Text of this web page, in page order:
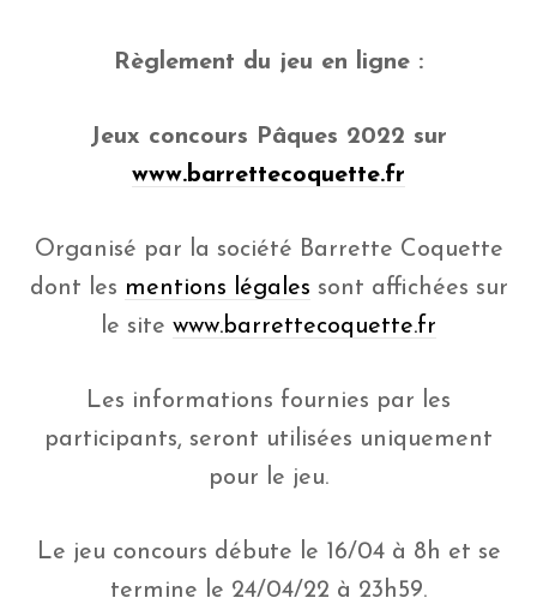
Règlement du jeu en ligne :
Jeux concours Pâques 2022 sur
www.barrettecoquette.fr
Organisé par la société Barrette Coquette
dont les mentions légales sont affichées sur
le site www.barrettecoquette.fr
Les informations fournies par les
participants, seront utilisées uniquement
pour le jeu.
Le jeu concours débute le 16/04 à 8h et se
termine le 24/04/22 à 23h59.